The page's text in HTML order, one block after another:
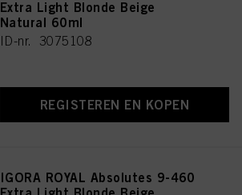
Extra Light Blonde Beige
Natural 60ml
ID-nr. 3075108
REGISTEREN EN KOPEN
IGORA ROYAL Absolutes 9-460